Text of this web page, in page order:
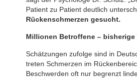
Patient zu Patient deutlich
Rückenschmerzen gesucht.
Millionen Betroffene –
Schätzungen zufolge sind in
treten Schmerzen im
Beschwerden oft nur begrenzt